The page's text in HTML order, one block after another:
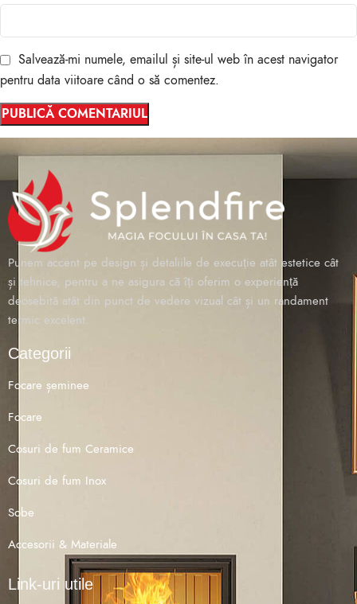
Salvează-mi numele, emailul și site-ul web în acest navigator
pentru data viitoare când o să comentez.
Punem accent pe design și detaliile de execuție atât estetice cât
și tehnice, pentru a ne asigura că îți oferim o experiență
deosebită atât din punct de vedere vizual cât și un randament
termic excelent.
Categorii
Focare șeminee
Focare
Cosuri de fum Ceramice
Cosuri de fum Inox
Sobe
Accesorii & Materiale
Link-uri utile